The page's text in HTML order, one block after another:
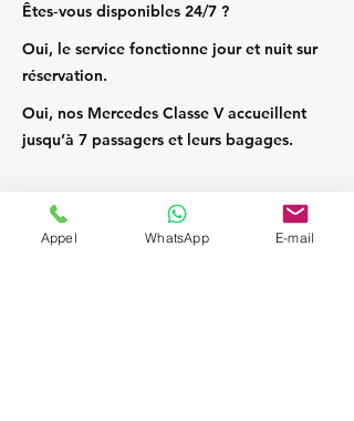
Êtes‑vous disponibles 24/7 ?
Oui, le service fonctionne jour et nuit sur
réservation.
Oui, nos Mercedes Classe V accueillent
jusqu’à 7 passagers et leurs bagages.
Appel WhatsApp E-mail